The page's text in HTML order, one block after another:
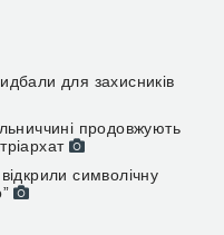
для захисників
продовжують
символічну